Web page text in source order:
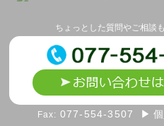
ちょっとした質問やご相談
Fax: 077-554-3507 ▶ 個